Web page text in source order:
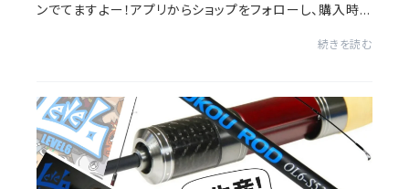
ンでてますよー！アプリからショップをフォローし、購入時に
続きを読む